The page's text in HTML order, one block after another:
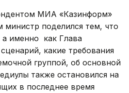
МИА «Казинформ»
поделился тем, что
а именно как Глава
какие требования
группой, об основной
также остановился на
в последнее время